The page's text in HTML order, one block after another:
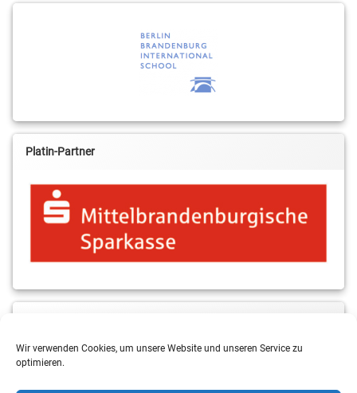
Wir verwenden Cookies, um unsere Website und unseren Service zu
optimieren.
Platin-Partner